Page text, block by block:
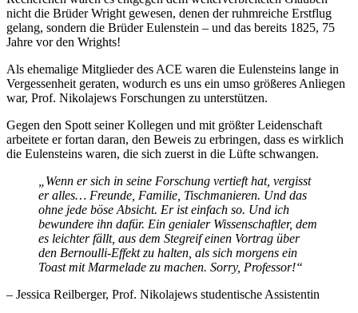
nicht die Brüder Wright gewesen, denen der ruhmreiche Erstflug
gelang, sondern die Brüder Eulenstein – und das bereits 1825, 75
Jahre vor den Wrights!
Als ehemalige Mitglieder des ACE waren die Eulensteins lange in
Vergessenheit geraten, wodurch es uns ein umso größeres Anliegen
war, Prof. Nikolajews Forschungen zu unterstützen.
Gegen den Spott seiner Kollegen und mit größter Leidenschaft
arbeitete er fortan daran, den Beweis zu erbringen, dass es wirklich
die Eulensteins waren, die sich zuerst in die Lüfte schwangen.
„Wenn er sich in seine Forschung vertieft hat, vergisst
er alles… Freunde, Familie, Tischmanieren. Und das
ohne jede böse Absicht. Er ist einfach so. Und ich
bewundere ihn dafür. Ein genialer Wissenschaftler, dem
es leichter fällt, aus dem Stegreif einen Vortrag über
den Bernoulli-Effekt zu halten, als sich morgens ein
Toast mit Marmelade zu machen. Sorry, Professor!“
– Jessica Reilberger, Prof. Nikolajews studentische Assistentin